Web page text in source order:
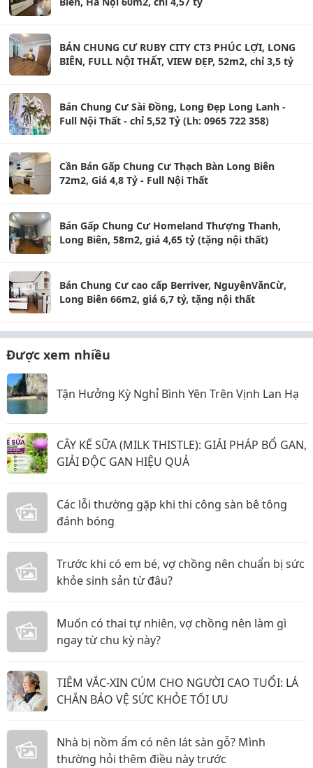
BÁN CHUNG CƯ RUBY CITY CT3 PHÚC LỢI, LONG
BIÊN, FULL NỘI THẤT, VIEW ĐẸP, 52m2, chỉ 3,5 tỷ
Bán Chung Cư Sài Đồng, Long Đẹp Long Lanh -
Full Nội Thất - chỉ 5,52 Tỷ (Lh: 0965 722 358)
Cần Bán Gấp Chung Cư Thạch Bàn Long Biên
72m2, Giá 4,8 Tỷ - Full Nội Thất
Bán Gấp Chung Cư Homeland Thượng Thanh,
Long Biên, 58m2, giá 4,65 tỷ (tặng nội thất)
Bán Chung Cư cao cấp Berriver, NguyênVănCừ,
Long Biên 66m2, giá 6,7 tỷ, tặng nội thất
Được xem nhiều
Tận Hưởng Kỳ Nghỉ Bình Yên Trên Vịnh Lan Hạ
CÂY KẾ SỮA (MILK THISTLE): GIẢI PHÁP BỔ GAN,
GIẢI ĐỘC GAN HIỆU QUẢ
Các lỗi thường gặp khi thi công sàn bê tông
đánh bóng
Trước khi có em bé, vợ chồng nên chuẩn bị sức
khỏe sinh sản từ đâu?
Muốn có thai tự nhiên, vợ chồng nên làm gì
ngay từ chu kỳ này?
TIÊM VẮC-XIN CÚM CHO NGƯỜI CAO TUỔI: LÁ
CHẮN BẢO VỆ SỨC KHỎE TỐI ƯU
Nhà bị nồm ẩm có nên lát sàn gỗ? Mình
thường hỏi thêm điều này trước